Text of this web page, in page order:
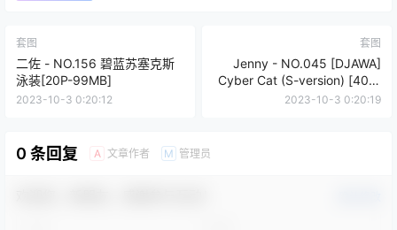
套图
二佐 - NO.156 碧蓝苏塞克斯
泳装[20P-99MB]
2023-10-3 0:20:12
套图
Jenny - NO.045 [DJAWA]
Cyber Cat (S-version) [40P-
569MB]
2023-10-3 0:20:19
0 条回复 A 文章作者 M 管理员